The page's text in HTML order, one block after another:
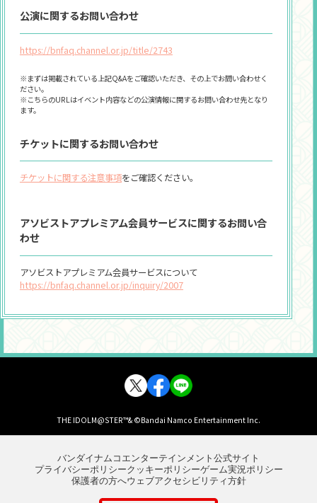
ようお願いいたします。
プレゼントについて
プレゼントにつきましては、会場の「メッセージBOX」ま
で直接お持ちこみください。
のみお受け取りをいたします。
8月20日(木) 13:00～開演まで
8月21日(金) 11:00～開演まで
※受付時間外にお持ちいただいたものに関しては、基本的にはお受け
取りいたしかねます。
※メッセージ類以外のプレゼントについてはお断りさせていただきま
す。
※本公演以外のもののお受け取りはいたしかねます。
公演に関するお問い合わせ
https://bnfaq.channel.or.jp/title/2743
※まずは掲載されている上記Q&Aをご確認いただき、その上でお問い合わせく
ださい。
※こちらのURLはイベント内容などの公演情報に関するお問い合わせ先となり
ます。
チケットに関するお問い合わせ
チケットに関する注意事項をご確認ください。
アソビストアプレミアム会員サービスに関するお問い合
わせ
アソビストアプレミアム会員サービスについて
https://bnfaq.channel.or.jp/inquiry/2007
THE IDOLM@STER™& ©Bandai Namco Entertainment Inc.
バンダイナムコエンターテインメント公式サイト
プライバシーポリシークッキーポリシーゲーム実況ポリシー
保護者の方へウェブアクセシビリティ方針